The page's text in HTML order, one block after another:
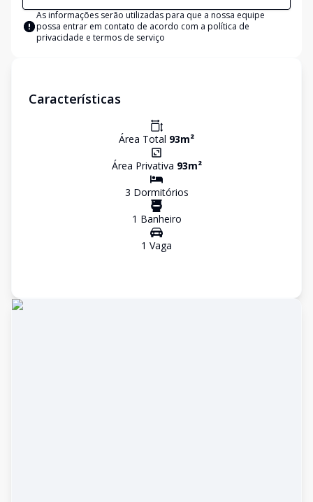
As informações serão utilizadas para que a nossa equipe
possa entrar em contato de acordo com a política de
privacidade e termos de serviço
Características
Área Total 93m²
Área Privativa 93m²
3 Dormitórios
1 Banheiro
1 Vaga